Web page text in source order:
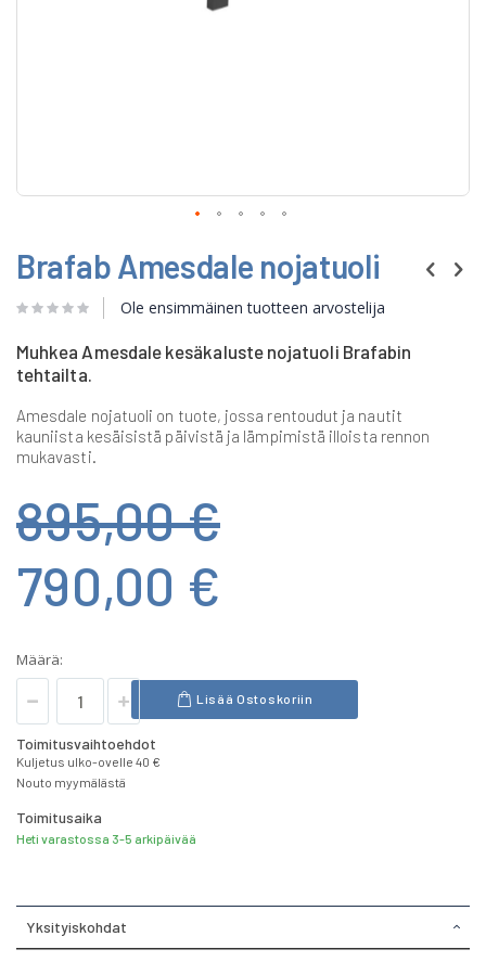
to
the
beginning
of
images
gallery
Brafab Amesdale nojatuoli
Ole ensimmäinen tuotteen arvostelija
Muhkea Amesdale kesäkaluste nojatuoli Brafabin
tehtailta.
Amesdale nojatuoli on tuote, jossa rentoudut ja nautit
kauniista kesäisistä päivistä ja lämpimistä illoista rennon
mukavasti.
895,00 €
790,00 €
Määrä:
Lisää Ostoskoriin
Toimitusvaihtoehdot
Kuljetus ulko-ovelle 40 €
Nouto myymälästä
Toimitusaika
Heti varastossa 3-5 arkipäivää
Yksityiskohdat